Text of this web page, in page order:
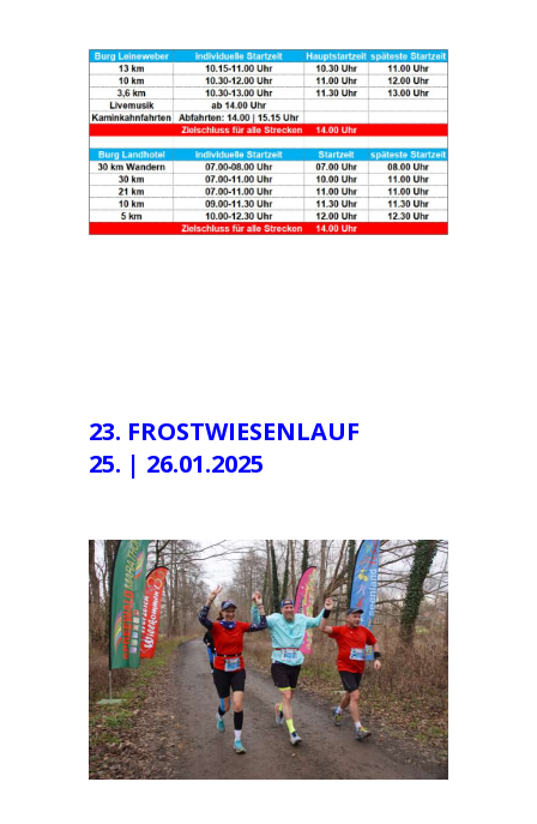
23. FROSTWIESENLAUF
25. | 26.01.2025